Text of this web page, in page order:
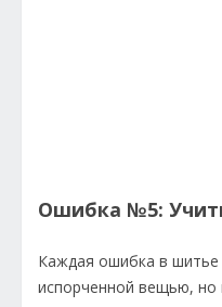
Ошибка №5:
Каждая ошибка в
испорченной вещью,